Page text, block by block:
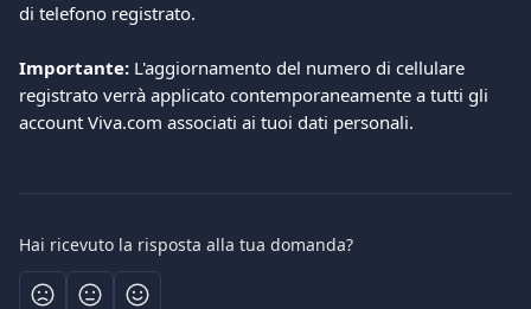
di telefono registrato.
Importante: L'aggiornamento del numero di cellulare
registrato verrà applicato contemporaneamente a tutti gli
account Viva.com associati ai tuoi dati personali.
Hai ricevuto la risposta alla tua domanda?